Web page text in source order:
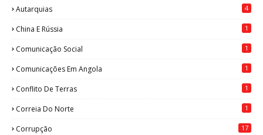
Autarquias 4
China E Rússia 1
Comunicação Social 1
Comunicações Em Angola 1
Conflito De Terras 1
Correia Do Norte 1
Corrupção 17